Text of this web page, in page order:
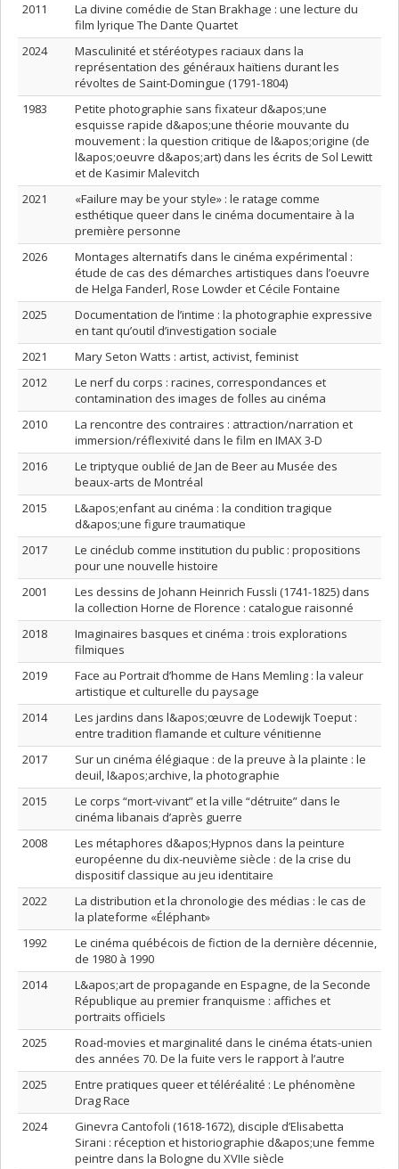
2011
La divine comédie de Stan Brakhage : une lecture du
film lyrique The Dante Quartet
2024
Masculinité et stéréotypes raciaux dans la
représentation des généraux haïtiens durant les
révoltes de Saint-Domingue (1791-1804)
1983
Petite photographie sans fixateur d&apos;une
esquisse rapide d&apos;une théorie mouvante du
mouvement : la question critique de l&apos;origine (de
l&apos;oeuvre d&apos;art) dans les écrits de Sol Lewitt
et de Kasimir Malevitch
2021
«Failure may be your style» : le ratage comme
esthétique queer dans le cinéma documentaire à la
première personne
2026
Montages alternatifs dans le cinéma expérimental :
étude de cas des démarches artistiques dans l’oeuvre
de Helga Fanderl, Rose Lowder et Cécile Fontaine
2025
Documentation de l’intime : la photographie expressive
en tant qu’outil d’investigation sociale
2021
Mary Seton Watts : artist, activist, feminist
2012
Le nerf du corps : racines, correspondances et
contamination des images de folles au cinéma
2010
La rencontre des contraires : attraction/narration et
immersion/réflexivité dans le film en IMAX 3-D
2016
Le triptyque oublié de Jan de Beer au Musée des
beaux-arts de Montréal
2015
L&apos;enfant au cinéma : la condition tragique
d&apos;une figure traumatique
2017
Le cinéclub comme institution du public : propositions
pour une nouvelle histoire
2001
Les dessins de Johann Heinrich Fussli (1741-1825) dans
la collection Horne de Florence : catalogue raisonné
2018
Imaginaires basques et cinéma : trois explorations
filmiques
2019
Face au Portrait d’homme de Hans Memling : la valeur
artistique et culturelle du paysage
2014
Les jardins dans l&apos;œuvre de Lodewijk Toeput :
entre tradition flamande et culture vénitienne
2017
Sur un cinéma élégiaque : de la preuve à la plainte : le
deuil, l&apos;archive, la photographie
2015
Le corps “mort-vivant” et la ville “détruite” dans le
cinéma libanais d’après guerre
2008
Les métaphores d&apos;Hypnos dans la peinture
européenne du dix-neuvième siècle : de la crise du
dispositif classique au jeu identitaire
2022
La distribution et la chronologie des médias : le cas de
la plateforme «Éléphant»
1992
Le cinéma québécois de fiction de la dernière décennie,
de 1980 à 1990
2014
L&apos;art de propagande en Espagne, de la Seconde
République au premier franquisme : affiches et
portraits officiels
2025
Road-movies et marginalité dans le cinéma états-unien
des années 70. De la fuite vers le rapport à l’autre
2025
Entre pratiques queer et téléréalité : Le phénomène
Drag Race
2024
Ginevra Cantofoli (1618-1672), disciple d’Elisabetta
Sirani : réception et historiographie d&apos;une femme
peintre dans la Bologne du XVIIe siècle